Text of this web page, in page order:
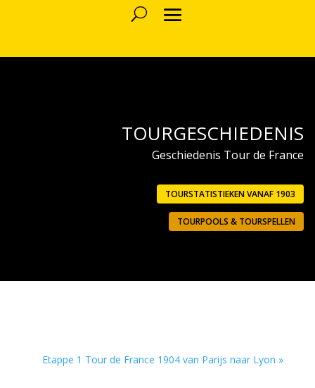
TOURGESCHIEDENIS
Geschiedenis Tour de France
TOURSTATISTIEKEN VANAF 1903
TOURPOOLS & TOURSPELLEN
Etappe 1 Tour de France 1904 van Parijs naar Lyon »